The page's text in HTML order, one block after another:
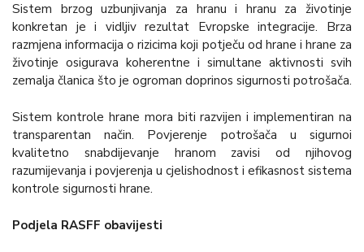
Sistem brzog uzbunjivanja za hranu i hranu za životinje
konkretan je i vidljiv rezultat Evropske integracije. Brza
razmjena informacija o rizicima koji potječu od hrane i hrane za
životinje osigurava koherentne i simultane aktivnosti svih
zemalja članica što je ogroman doprinos sigurnosti potrošača.
Sistem kontrole hrane mora biti razvijen i implementiran na
transparentan način. Povjerenje potrošača u sigurnoi
kvalitetno snabdijevanje hranom zavisi od njihovog
razumijevanja i povjerenja u cjelishodnost i efikasnost sistema
kontrole sigurnosti hrane.
Podjela RASFF obavijesti